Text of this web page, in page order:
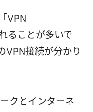
VPN
ることが多いで
VPN接続が分かり
クとインターネ